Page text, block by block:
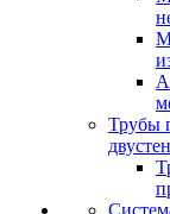
Трубы